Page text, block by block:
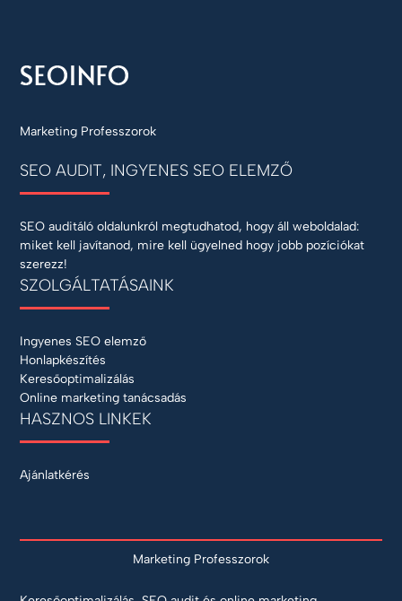
Marketing Professzorok
SEO AUDIT, INGYENES SEO ELEMZŐ
SEO auditáló oldalunkról megtudhatod, hogy áll weboldalad:
miket kell javítanod, mire kell ügyelned hogy jobb pozíciókat
szerezz!
SZOLGÁLTATÁSAINK
Ingyenes SEO elemző
Honlapkészítés
Keresőoptimalizálás
Online marketing tanácsadás
HASZNOS LINKEK
Ajánlatkérés
Marketing Professzorok